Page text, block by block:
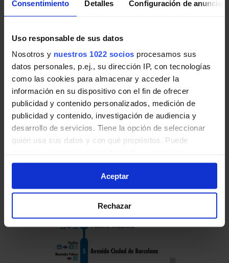
Consentimiento Detalles Configuración de anuncios
Uso responsable de sus datos
Nosotros y nuestros 1022 socios procesamos sus
datos personales, p.ej., su dirección IP, con tecnologías
como las cookies para almacenar y acceder la
información en su dispositivo con el fin de ofrecer
publicidad y contenido personalizados, medición de
publicidad y contenido, investigación de audiencia y
desarrollo de servicios. Tiene la opción de seleccionar
quién usa sus datos y con qué propósitos. Puede
momento desde la Declaración de cookies o clicando en
el Menú de consentimiento.
Si lo permite, también quisiéramos:
para buscar características específicas (huellas
digitales)
Aceptar
Rechazar
Pulsa en la imagen para mostrar elhorario
de idacompleto.
Horario de vuelta
Tabla de horarios y frecuencias en sentido